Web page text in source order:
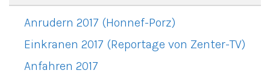
Anrudern 2017 (Honnef-Porz)
Einkranen 2017 (Reportage von Zenter-TV)
Anfahren 2017